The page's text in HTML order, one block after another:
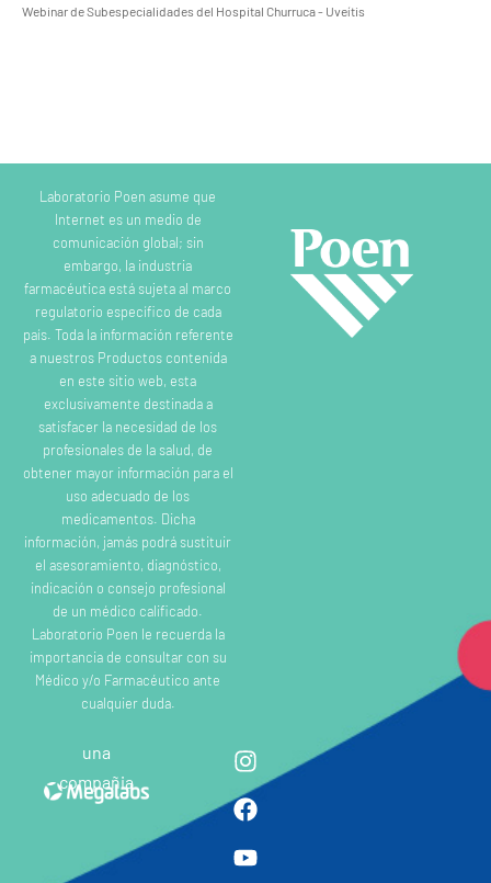
Webinar de Subespecialidades del Hospital Churruca - Uveítis
Laboratorio Poen asume que
Internet es un medio de
comunicación global; sin
embargo, la industria
farmacéutica está sujeta al marco
regulatorio específico de cada
país. Toda la información referente
a nuestros Productos contenida
en este sitio web, esta
exclusivamente destinada a
satisfacer la necesidad de los
profesionales de la salud, de
obtener mayor información para el
uso adecuado de los
medicamentos. Dicha
información, jamás podrá sustituir
el asesoramiento, diagnóstico,
indicación o consejo profesional
de un médico calificado.
Laboratorio Poen le recuerda la
importancia de consultar con su
Médico y/o Farmacéutico ante
cualquier duda.
una
compañia